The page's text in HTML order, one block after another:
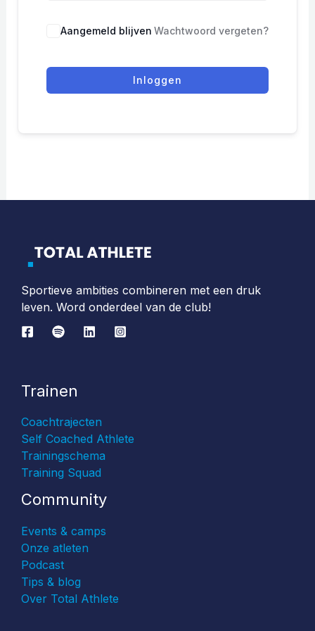
Aangemeld blijven Wachtwoord vergeten?
Inloggen
Sportieve ambities combineren met een druk
leven. Word onderdeel van de club!
Trainen
Coachtrajecten
Self Coached Athlete
Trainingschema
Training Squad
Community
Events & camps
Onze atleten
Podcast
Tips & blog
Over Total Athlete